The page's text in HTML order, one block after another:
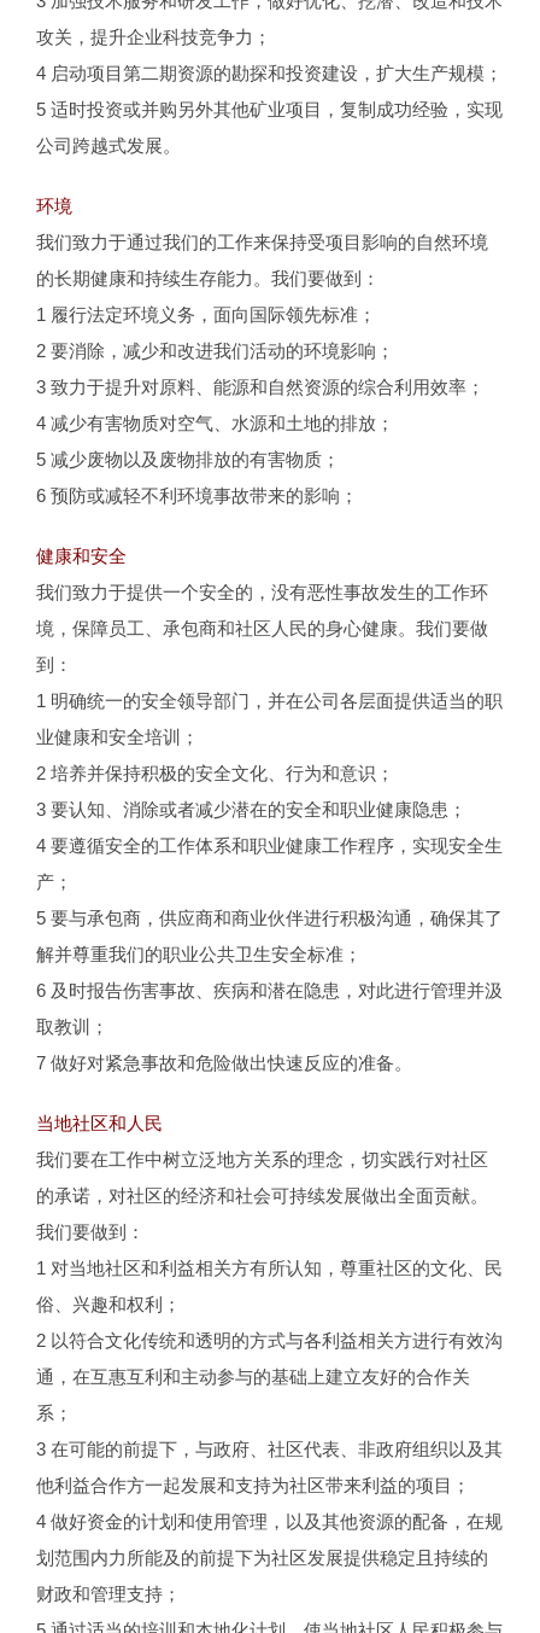
攻关，提升企业科技竞争力；
4 启动项目第二期资源的勘探和投资建设，扩大生产规模；
5 适时投资或并购另外其他矿业项目，复制成功经验，实现
公司跨越式发展。
环境
我们致力于通过我们的工作来保持受项目影响的自然环境
的长期健康和持续生存能力。我们要做到：
1 履行法定环境义务，面向国际领先标准；
2 要消除，减少和改进我们活动的环境影响；
3 致力于提升对原料、能源和自然资源的综合利用效率；
4 减少有害物质对空气、水源和土地的排放；
5 减少废物以及废物排放的有害物质；
6 预防或减轻不利环境事故带来的影响；
健康和安全
我们致力于提供一个安全的，没有恶性事故发生的工作环
境，保障员工、承包商和社区人民的身心健康。我们要做
到：
1 明确统一的安全领导部门，并在公司各层面提供适当的职
业健康和安全培训；
2 培养并保持积极的安全文化、行为和意识；
3 要认知、消除或者减少潜在的安全和职业健康隐患；
4 要遵循安全的工作体系和职业健康工作程序，实现安全生
产；
5 要与承包商，供应商和商业伙伴进行积极沟通，确保其了
解并尊重我们的职业公共卫生安全标准；
6 及时报告伤害事故、疾病和潜在隐患，对此进行管理并汲
取教训；
7 做好对紧急事故和危险做出快速反应的准备。
当地社区和人民
我们要在工作中树立泛地方关系的理念，切实践行对社区
的承诺，对社区的经济和社会可持续发展做出全面贡献。
我们要做到：
1 对当地社区和利益相关方有所认知，尊重社区的文化、民
俗、兴趣和权利；
2 以符合文化传统和透明的方式与各利益相关方进行有效沟
通，在互惠互利和主动参与的基础上建立友好的合作关
系；
3 在可能的前提下，与政府、社区代表、非政府组织以及其
他利益合作方一起发展和支持为社区带来利益的项目；
4 做好资金的计划和使用管理，以及其他资源的配备，在规
划范围内力所能及的前提下为社区发展提供稳定且持续的
财政和管理支持；